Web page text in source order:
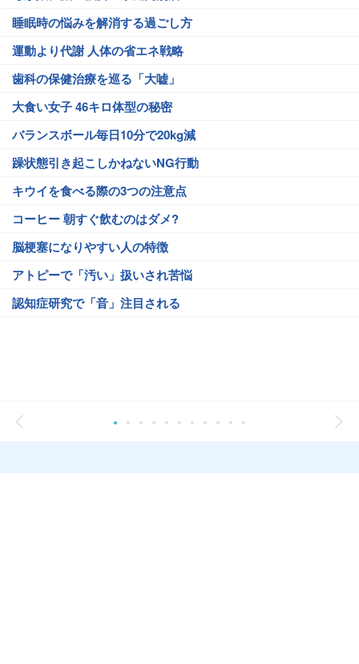
睡眠時の悩みを解消する過ごし方
運動より代謝 人体の省エネ戦略
歯科の保健治療を巡る「大嘘」
大食い女子 46キロ体型の秘密
バランスボール毎日10分で20kg減
躁状態引き起こしかねないNG行動
キウイを食べる際の3つの注意点
コーヒー 朝すぐ飲むのはダメ?
脳梗塞になりやすい人の特徴
アトピーで「汚い」扱いされ苦悩
認知症研究で「音」注目される